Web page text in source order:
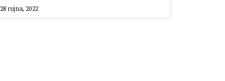
28 rujna, 2022